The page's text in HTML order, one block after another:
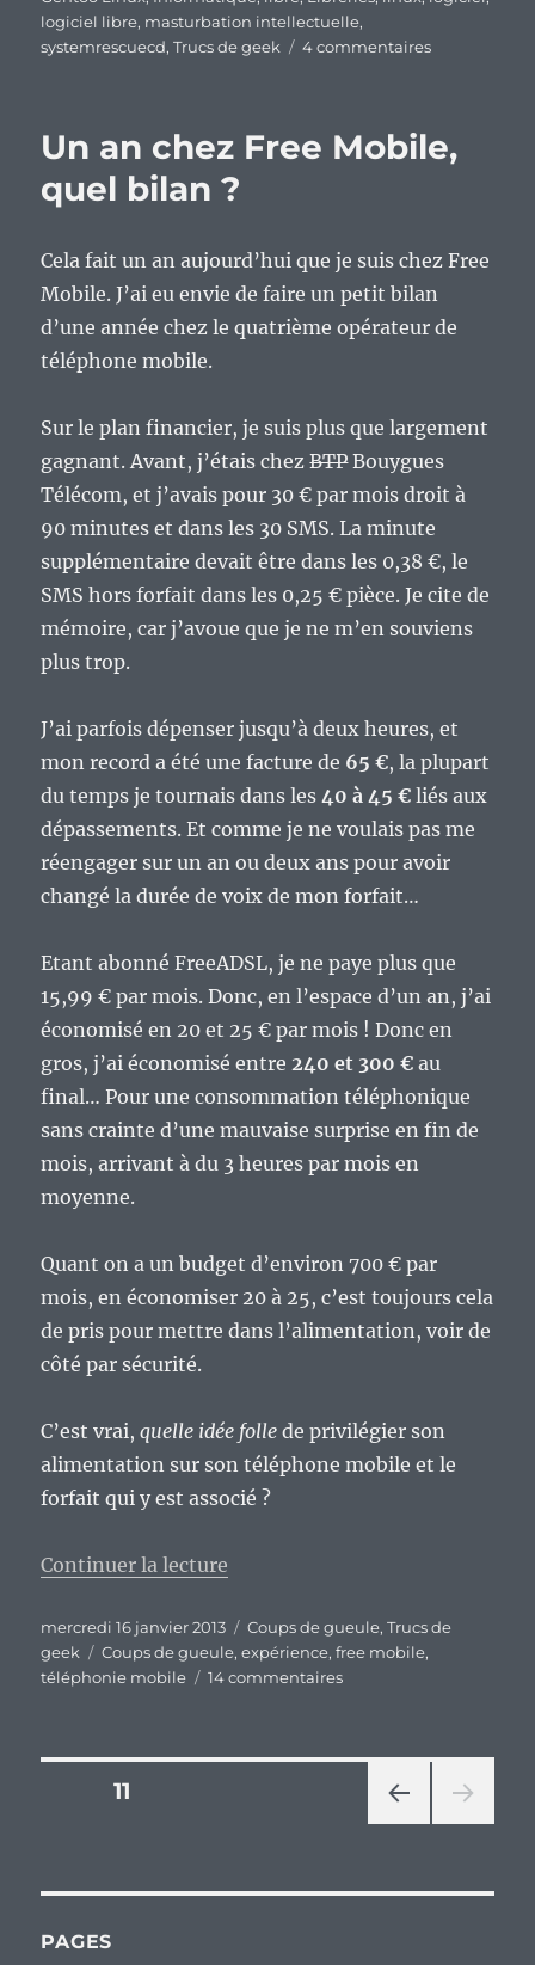
logiciel libre, masturbation intellectuelle,
systemrescuecd,Trucs de geek 4 commentairessur
libre
en
par
les
« croyances »
Un an chez Free Mobile,
quel bilan ?
Cela fait un an aujourd’hui que je suis chez Free
Mobile. J’ai eu envie de faire un petit bilan
d’une année chez le quatrième opérateur de
téléphone mobile.
Sur le plan financier, je suis plus que largement
gagnant. Avant, j’étais chezBTPBouygues
Télécom, et j’avais pour 30 € par mois droit à
90 minutes et dans les 30 SMS. La minute
supplémentaire devait être dans les 0,38 €, le
SMS hors forfait dans les 0,25 € pièce. Je cite de
mémoire, car j’avoue que je ne m’en souviens
plus trop.
J’ai parfois dépenser jusqu’à deux heures, et
mon record a été une facture de 65 €, la plupart
du temps je tournais dans les40 à 45 € liés aux
dépassements. Et comme je ne voulais pas me
réengager sur un an ou deux ans pour avoir
changé la durée de voix de mon forfait…
Etant abonné FreeADSL, je ne paye plus que
15,99 € par mois. Donc, en l’espace d’un an, j’ai
économisé en 20 et 25 € par mois ! Donc en
gros, j’ai économisé entre 240 et 300 € au
final… Pour une consommation téléphonique
sans crainte d’une mauvaise surprise en fin de
mois, arrivant à du 3 heures par mois en
moyenne.
Quant on a un budget d’environ 700 € par
mois, en économiser 20 à 25, c’est toujours cela
de pris pour mettre dans l’alimentation, voir de
côté par sécurité.
C’est vrai,quelle idée folle de privilégier son
alimentation sur son téléphone mobile et le
forfait qui y est associé ?
Continuer la lecture
Publié
le
mercredi 16 janvier 2013 Catégories
Coups de gueule,Trucs de
geek
Étiquettes
Coups de gueule,expérience,free mobile,
téléphonie mobile
14 commentairessur
Mobile,
quel
Pagination
publications
CÉD
PAGE11
PAGES